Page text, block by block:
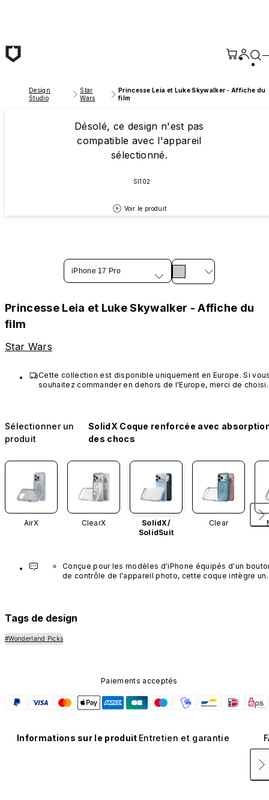
Design
Studio
Star
Wars
Princesse Leia et Luke Skywalker - Affiche du
film
Désolé, ce design n'est pas
compatible avec l'appareil
sélectionné.
SI102
Voir le produit
iPhone 17 Pro
Princesse Leia et Luke Skywalker - Affiche du
film
Star Wars
Cette collection est disponible uniquement en Europe. Si
souhaitez commander en dehors de l'Europe, merci de choisir
Sélectionner un
produit
SolidX Coque renforcée avec
des chocs
AirX ClearX
SolidX/
SolidSuit
Clear
Conçue pour les modèles d'iPhone équipés d'un
de contrôle de l'appareil photo, cette coque intègre un
Tags de design
#Wonderland Picks
Paiements acceptés
Informations sur le produit Entretien et garantie